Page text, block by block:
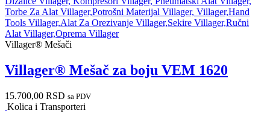
Villager® Mešači
Villager® Mešač za boju VEM 1620
15.700,00 RSD sa PDV
Kolica i Transporteri